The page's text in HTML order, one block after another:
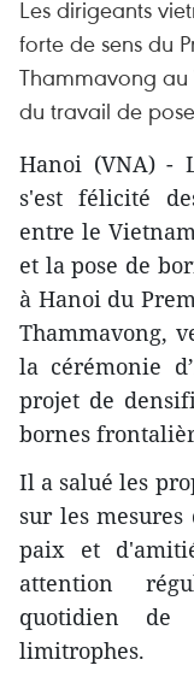
Les dirigeants
forte de sens du
Thammavong
du travail de
​Hanoi (VNA) -
s'est félicité
entre le
et la pose de
à Hanoi du
Thammavong,
la cérémonie
projet de
bornes
​Il a salué les
sur les
paix et
attention
quotidien de
limitrophes.​